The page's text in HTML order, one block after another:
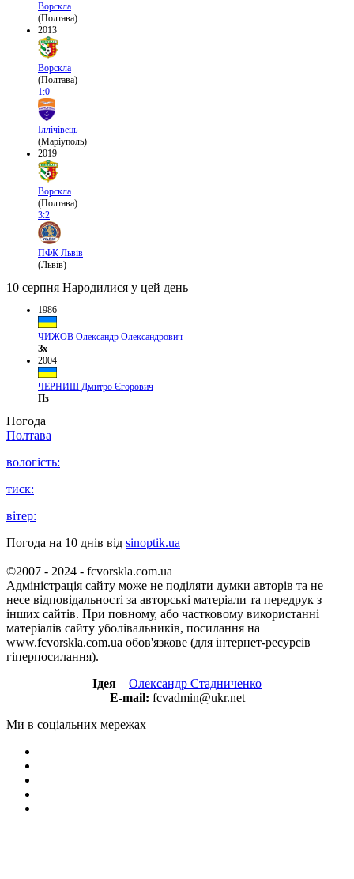
Ворскла
(Полтава)
2013
Ворскла
(Полтава)
1:0
Іллічівець
(Маріуполь)
2019
Ворскла
(Полтава)
3:2
ПФК Львів
(Львів)
10 серпня Народилися у цей день
1986
ЧИЖОВ Олександр Олександрович
Зх
2004
ЧЕРНИШ Дмитро Єгорович
Пз
Погода
Полтава
вологість:
тиск:
вітер:
Погода на 10 днів від sinoptik.ua
©2007 - 2024 - fcvorskla.com.ua
Адміністрація сайту може не поділяти думки авторів та не
несе відповідальності за авторські матеріали та передрук з
інших сайтів. При повному, або частковому використанні
матеріалів сайту уболівальників, посилання на
www.fcvorskla.com.ua обов'язкове (для інтернет-ресурсів
гіперпосилання).
Ідея – Олександр Стадниченко
E-mail: fcvadmin@ukr.net
Ми в соціальних мережах